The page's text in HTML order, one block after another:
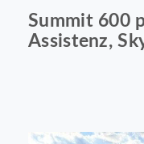
Summit 600
Assistenz,